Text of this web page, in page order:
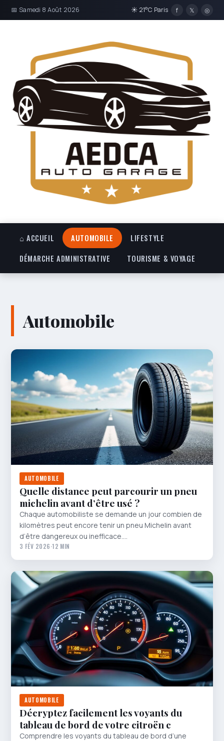
📅 Samedi 8 Août 2026 ☀ 21°C Paris f 𝕏 ◎
⌂ ACCUEIL AUTOMOBILE
LIFESTYLE
DÉMARCHE ADMINISTRATIVE
TOURISME & VOYAGE
Automobile
AUTOMOBILE
Quelle distance peut parcourir un pneu
michelin avant d’être usé ?
Chaque automobiliste se demande un jour combien de
kilomètres peut encore tenir un pneu Michelin avant
d’être dangereux ou inefficace.…
3 FÉV 2026·12 MIN
AUTOMOBILE
Décryptez facilement les voyants du
tableau de bord de votre citroën c
Comprendre les voyants du tableau de bord d’une